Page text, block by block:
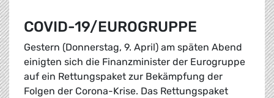
COVID-19/EUROGRUPPE
Gestern (Donnerstag, 9. April) am späten Abend
einigten sich die Finanzminister der Eurogruppe
auf ein Rettungspaket zur Bekämpfung der
Folgen der Corona-Krise. Das Rettungspaket